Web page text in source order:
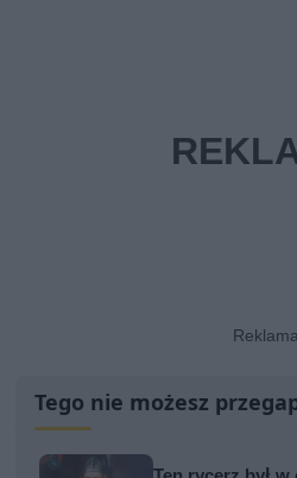
Tego nie możesz